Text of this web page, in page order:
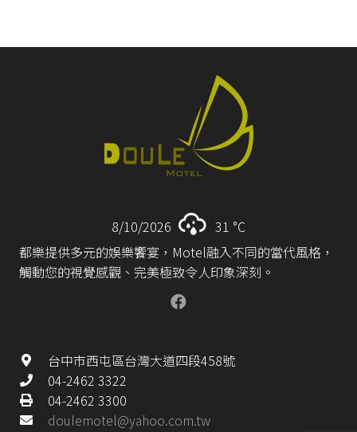
8/10/2026 31 °C
都樂提供多元的娛樂饗宴，Motel融入不同的當代風格，
觸動您的視覺感觀、完美極致令人印象深刻。
台中市西屯區台灣大道四段458號
04-2462 3322
04-2462 3300
doulemotel@yahoo.com.tw